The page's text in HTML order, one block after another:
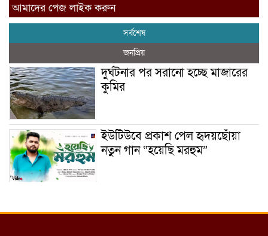
আমাদের পেজ লাইক করুন
সর্বশেষ
জনপ্রিয়
দুর্ঘটনার পর সরানো হচ্ছে মাজারের
কুমির
ইউটিউবে প্রকাশ পেল হৃদয়ছোঁয়া
নতুন গান “হয়েছি মরহুম”
মরণ নেশা